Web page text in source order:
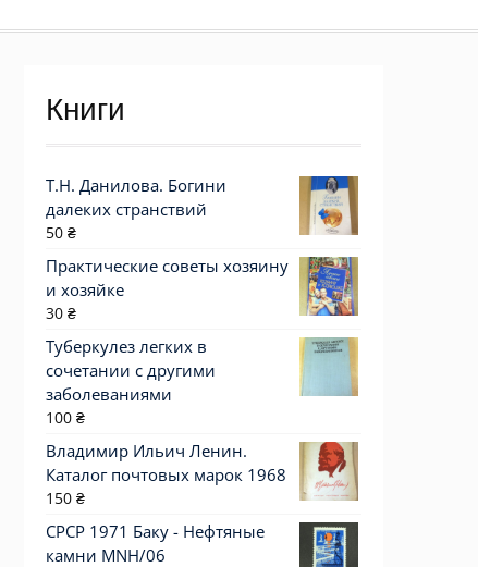
Книги
Т.Н. Данилова. Богини
далеких странствий
50 ₴
Практические советы хозяину
и хозяйке
30 ₴
Туберкулез легких в
сочетании с другими
заболеваниями
100 ₴
Владимир Ильич Ленин.
Каталог почтовых марок 1968
150 ₴
СРСР 1971 Баку - Нефтяные
камни MNH/06